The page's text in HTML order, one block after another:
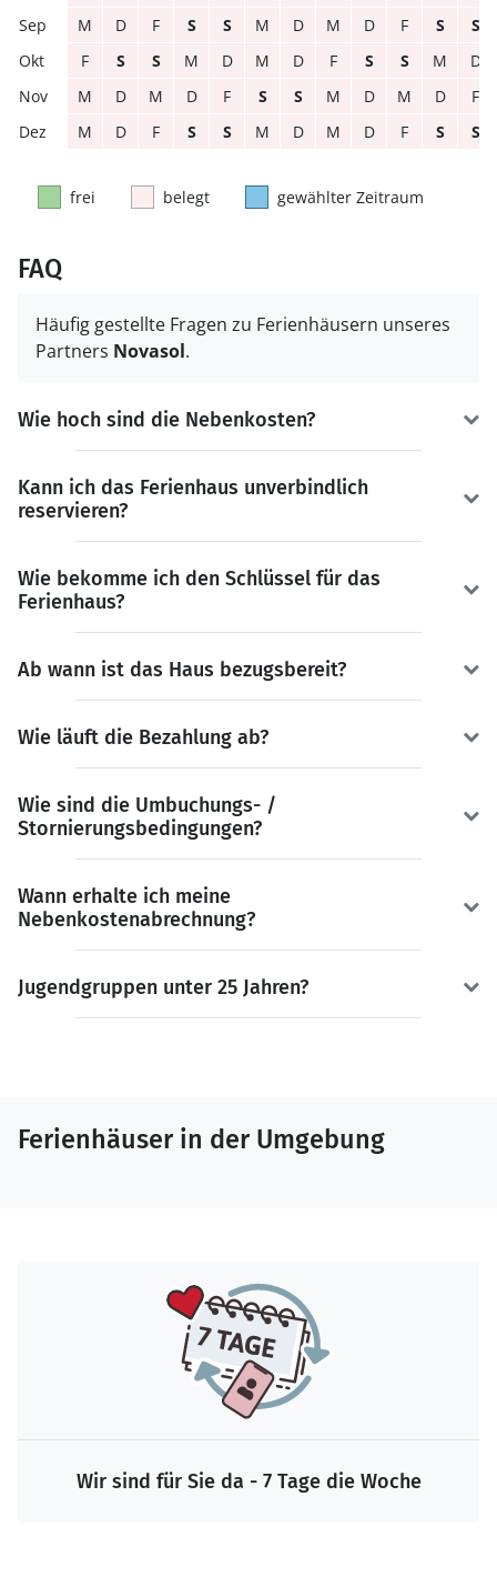
M D F S S M D M D F S
S
F
S S M D M D F S S M
D
M
D M D F S S M D M D
F
M
D F S S M D M D F S S
frei belegt gewählter Zeitraum
FAQ
Häufig gestellte Fragen zu Ferienhäusern unseres
Partners Novasol.
Wie hoch sind die Nebenkosten?
Kann ich das Ferienhaus unverbindlich
reservieren?
Wie bekomme ich den Schlüssel für das
Ferienhaus?
Ab wann ist das Haus bezugsbereit?
Wie läuft die Bezahlung ab?
Wie sind die Umbuchungs- /
Stornierungsbedingungen?
Wann erhalte ich meine
Nebenkostenabrechnung?
Jugendgruppen unter 25 Jahren?
Ferienhäuser in der Umgebung
Wir sind für Sie da - 7 Tage die Woche